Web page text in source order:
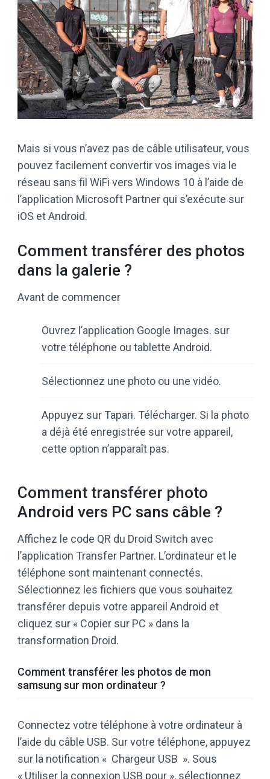
Mais si vous n’avez pas de câble utilisateur, vous
pouvez facilement convertir vos images via le
réseau sans fil WiFi vers Windows 10 à l’aide de
l’application Microsoft Partner qui s’exécute sur
iOS et Android.
Comment transférer des photos
dans la galerie ?
Avant de commencer
Ouvrez l’application Google Images. sur
votre téléphone ou tablette Android.
Sélectionnez une photo ou une vidéo.
Appuyez sur Tapari. Télécharger. Si la photo
a déjà été enregistrée sur votre appareil,
cette option n’apparaît pas.
Comment transférer photo
Android vers PC sans câble ?
Affichez le code QR du Droid Switch avec
l’application Transfer Partner. L’ordinateur et le
téléphone sont maintenant connectés.
Sélectionnez les fichiers que vous souhaitez
transférer depuis votre appareil Android et
cliquez sur « Copier sur PC » dans la
transformation Droid.
Comment transférer les photos de mon
samsung sur mon ordinateur ?
Connectez votre téléphone à votre ordinateur à
l’aide du câble USB. Sur votre téléphone, appuyez
sur la notification « Chargeur USB ». Sous
« Utiliser la connexion USB pour », sélectionnez